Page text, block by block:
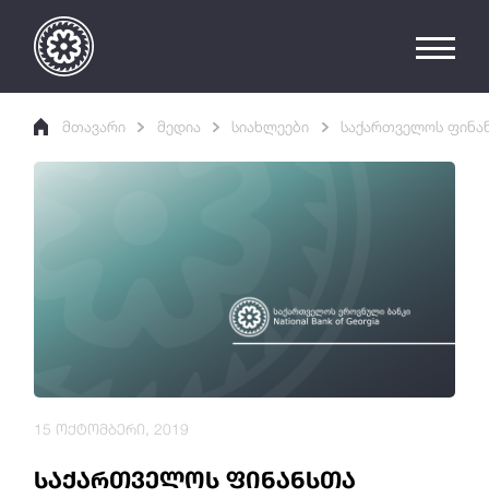
მთავარი მედია სიახლეები საქართველოს
საქართველოს ფინანსთა
15 ოქტომბერი, 2019